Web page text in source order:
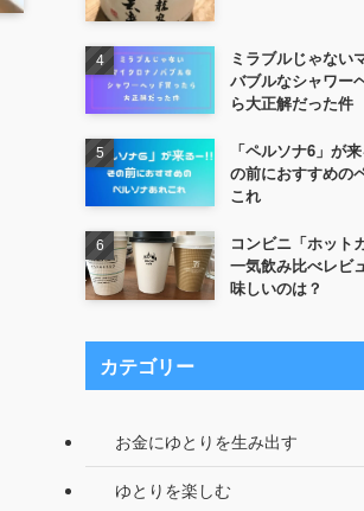
ミラブルじゃない
バブルなシャワー
ら大正解だった件
「ペルソナ6」が
の前におすすめの
これ
コンビニ「ホット
一気飲み比べレビ
味しいのは？
カテゴリー
お金にゆとりを生み出す
ゆとりを楽しむ